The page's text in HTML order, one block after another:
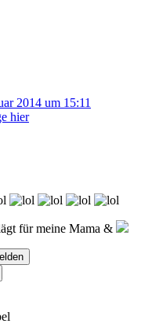
2014 um 15:11
hier
für meine Mama &